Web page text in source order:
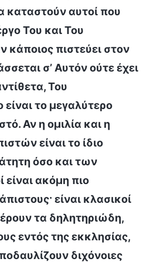
καταστούν αυτοί που
Του και Του
κάποιος πιστεύει στον
σ’ Αυτόν ούτε έχει
Του
είναι το μεγαλύτερο
Αν η ομιλία και η
είναι το ίδιο
όσο και των
είναι ακόμη πιο
είναι κλασικοί
τα δηλητηριώδη,
εντός της εκκλησίας,
διχόνοιες